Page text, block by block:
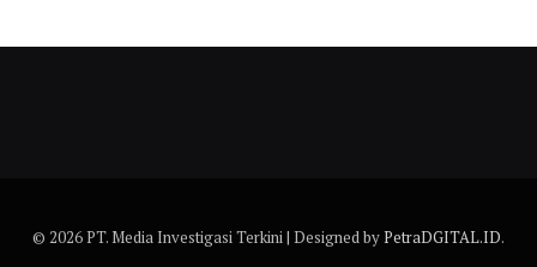
© 2026 PT. Media Investigasi Terkini | Designed byPetraDGITAL.ID.